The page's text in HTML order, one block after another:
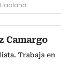
Haaland
Camargo
Trabaja en